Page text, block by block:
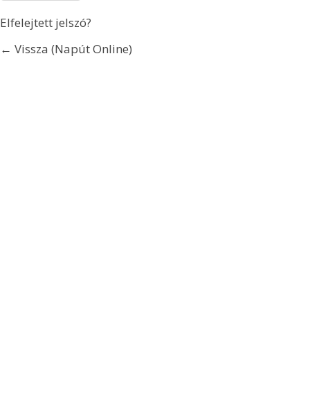
Elfelejtett jelszó?
← Vissza (Napút Online)